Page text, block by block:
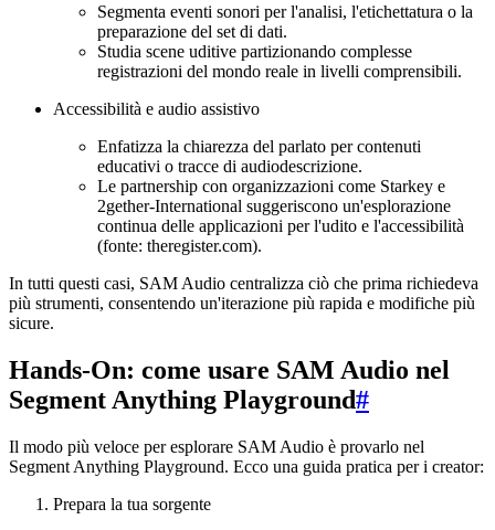
Segmenta eventi sonori per l'analisi, l'etichettatura o la
preparazione del set di dati.
Studia scene uditive partizionando complesse
registrazioni del mondo reale in livelli comprensibili.
Accessibilità e audio assistivo
Enfatizza la chiarezza del parlato per contenuti
educativi o tracce di audiodescrizione.
Le partnership con organizzazioni come Starkey e
2gether-International suggeriscono un'esplorazione
continua delle applicazioni per l'udito e l'accessibilità
(fonte: theregister.com).
In tutti questi casi, SAM Audio centralizza ciò che prima richiedeva
più strumenti, consentendo un'iterazione più rapida e modifiche più
sicure.
Hands-On: come usare SAM Audio nel
Segment Anything Playground#
Il modo più veloce per esplorare SAM Audio è provarlo nel
Segment Anything Playground. Ecco una guida pratica per i creator:
Prepara la tua sorgente